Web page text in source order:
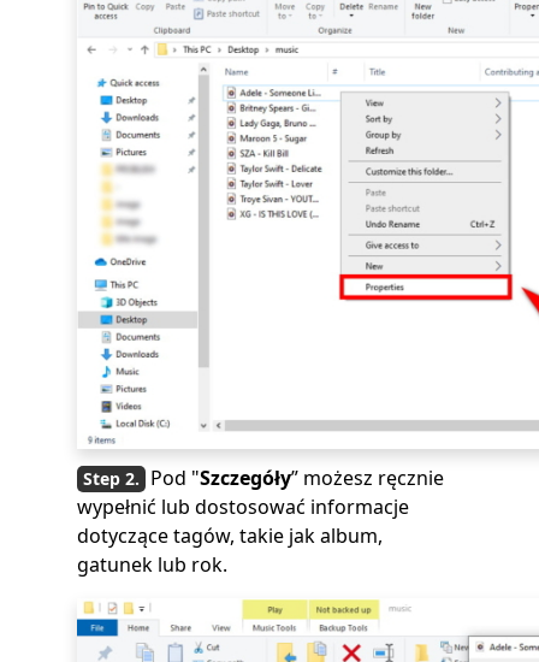
Pod "Szczegóły” możesz ręcznie
wypełnić lub dostosować informacje
dotyczące tagów, takie jak album,
gatunek lub rok.